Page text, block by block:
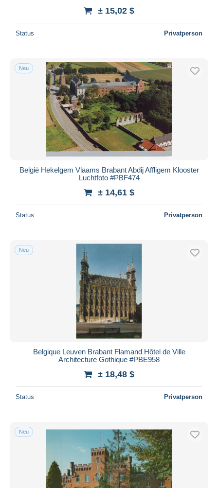
± 15,02 $
Status Privatperson
Neu
België Hekelgem Vlaams Brabant Abdij Affligem Klooster
Luchtfoto #PBF474
± 14,61 $
Status Privatperson
Neu
Belgique Leuven Brabant Flamand Hôtel de Ville
Architecture Gothique #PBE958
± 18,48 $
Status Privatperson
Neu